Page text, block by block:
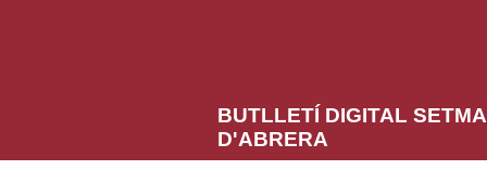
BUTLLETÍ DIGITAL
D'ABRERA